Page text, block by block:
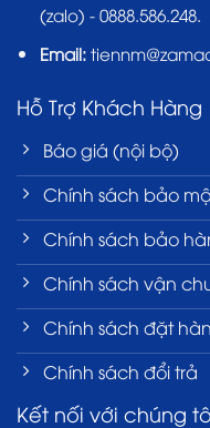
(zalo) - 0888.586.248.
Email:
Hỗ Trợ Khách Hàng
Báo giá (nội bộ)
Chính sách bảo
Chính sách bảo
Chính sách vận
Chính sách đặt
Chính sách đổi trả
Kết nối với chúng